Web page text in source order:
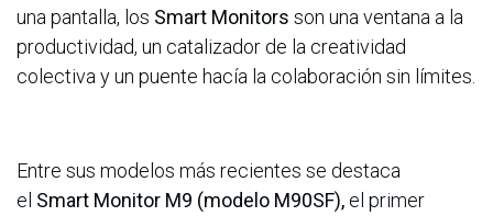
una pantalla, los Smart Monitors son una ventana a la
productividad, un catalizador de la creatividad
colectiva y un puente hacía la colaboración sin límites.
Entre sus modelos más recientes se destaca
el Smart Monitor M9 (modelo M90SF), el primer